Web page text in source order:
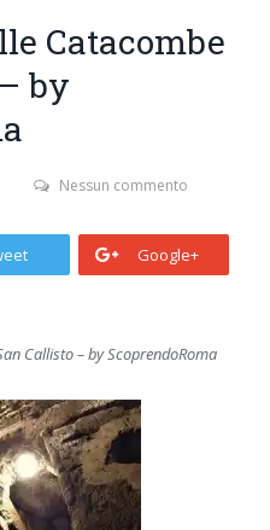
Catacombe
by
Nessun commento
Google+
Callisto – by ScoprendoRoma